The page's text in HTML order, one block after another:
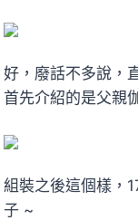
好，廢話不多說，
首先介紹的是父親
組裝之後這個樣，
子 ~